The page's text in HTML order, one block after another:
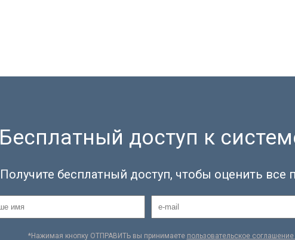
Бесплатный доступ к
Получите бесплатный доступ, чтобы оценить все
*Нажимая кнопку ОТПРАВИТЬ вы принимаете пользовательское